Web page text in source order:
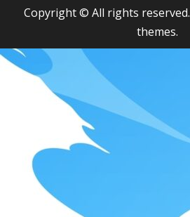
Copyright © All rights reserved.
themes.